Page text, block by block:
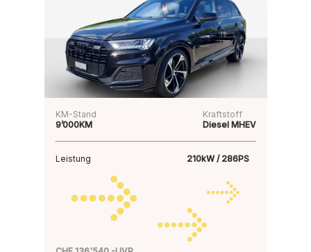
KM-Stand
9’000KM
Kraftstoff
Diesel MHEV
Leistung 210kW / 286PS